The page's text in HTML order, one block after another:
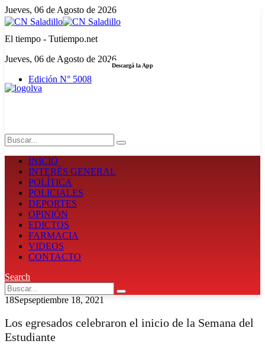
Jueves, 06 de Agosto de 2026
El tiempo - Tutiempo.net
Jueves, 06 de Agosto de 2026
Edición N° 5008
Descargá la App
INICIO
INTERÉS GENERAL
POLÍTICA
POLICIALES
DEPORTES
OPINIÓN
EDICTOS
FARMACIA
VIDEOS
CONTACTO
Search
18Sepseptiembre 18, 2021
Los egresados celebraron el inicio de la Semana del
Estudiante